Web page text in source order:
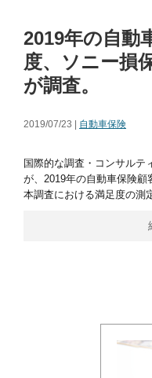
2019年の自動
度、ソニー損
が調査。
2019/07/23 | 自動車保険
国際的な調査・コンサルテ
が、2019年の自動車保険顧
本調査における満足度の測